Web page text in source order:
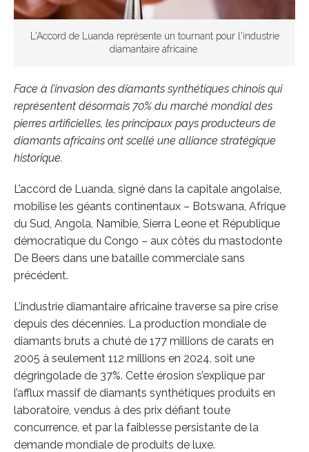
L'Accord de Luanda représente un tournant pour l'industrie
diamantaire africaine.
Face à l’invasion des diamants synthétiques chinois qui
représentent désormais 70% du marché mondial des
pierres artificielles, les principaux pays producteurs de
diamants africains ont scellé une alliance stratégique
historique.
L’accord de Luanda, signé dans la capitale angolaise,
mobilise les géants continentaux – Botswana, Afrique
du Sud, Angola, Namibie, Sierra Leone et République
démocratique du Congo – aux côtés du mastodonte
De Beers dans une bataille commerciale sans
précédent.
L’industrie diamantaire africaine traverse sa pire crise
depuis des décennies. La production mondiale de
diamants bruts a chuté de 177 millions de carats en
2005 à seulement 112 millions en 2024, soit une
dégringolade de 37%. Cette érosion s’explique par
l’afflux massif de diamants synthétiques produits en
laboratoire, vendus à des prix défiant toute
concurrence, et par la faiblesse persistante de la
demande mondiale de produits de luxe.